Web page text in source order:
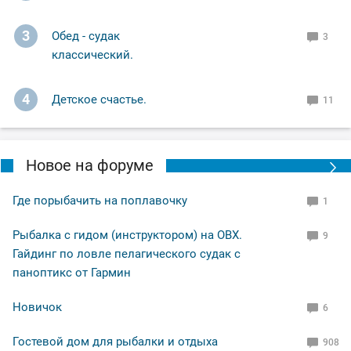
что могу сказать: - Херабуна рулит !!! Всем добра.
3
Обед - судак
классический.
3
4 Детское счастье. 11
Новое на форуме
Где порыбачить на поплавочку 1
Рыбалка с гидом (инструктором) на ОВХ.
Гайдинг по ловле пелагического судак с
паноптикс от Гармин
9
Новичок 6
Гостевой дом для рыбалки и отдыха 908